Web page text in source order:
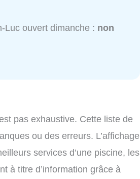
Luc ouvert dimanche : non
pas exhaustive. Cette liste de
ou des erreurs. L’affichage
services d’une piscine, les
à titre d’information grâce à